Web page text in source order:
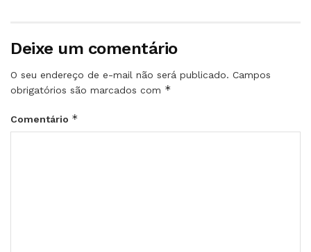
Deixe um comentário
O seu endereço de e-mail não será publicado. Campos
obrigatórios são marcados com *
Comentário *